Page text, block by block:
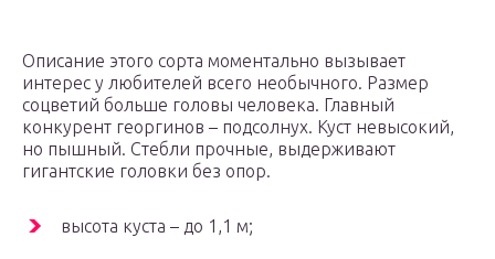
Описание этого сорта моментально вызывает
интерес у любителей всего необычного. Размер
соцветий больше головы человека. Главный
конкурент георгинов – подсолнух. Куст невысокий,
но пышный. Стебли прочные, выдерживают
гигантские головки без опор.
высота куста – до 1,1 м;